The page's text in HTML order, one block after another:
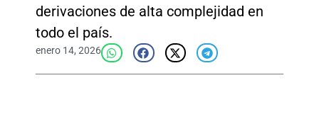
derivaciones de alta complejidad en
todo el país.
enero 14, 2026